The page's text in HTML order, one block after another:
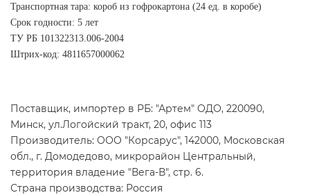
Транспортная тара: короб из гофрокартона (24 ед. в коробе)
Срок годности: 5 лет
ТУ РБ 101322313.006-2004
Штрих-код: 4811657000062
Поставщик, импортер в РБ: "Артем" ОДО, 220090,
Минск, ул.Логойский тракт, 20, офис 113
Производитель: ООО "Корсарус", 142000, Московская
обл., г. Домодедово, микрорайон Центральный,
территория владение "Вега-В", стр. 6.
Страна производства: Россия